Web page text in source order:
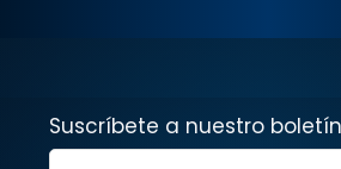
Suscríbete a nuestro boletín